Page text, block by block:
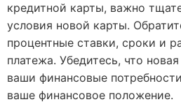
кредитной карты, важно
условия новой карты.
процентные ставки, сроки и
платежа. Убедитесь, что
ваши финансовые
ваше финансовое положение.